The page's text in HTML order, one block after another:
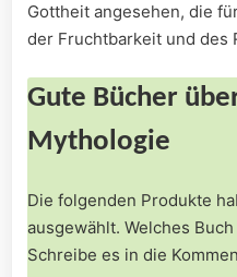
Gottheit angesehen, die
der Fruchtbarkeit und des
Gute Bücher
Mythologie
Die folgenden Produkte⁣
ausgewählt. Welches​
Schreibe es in die